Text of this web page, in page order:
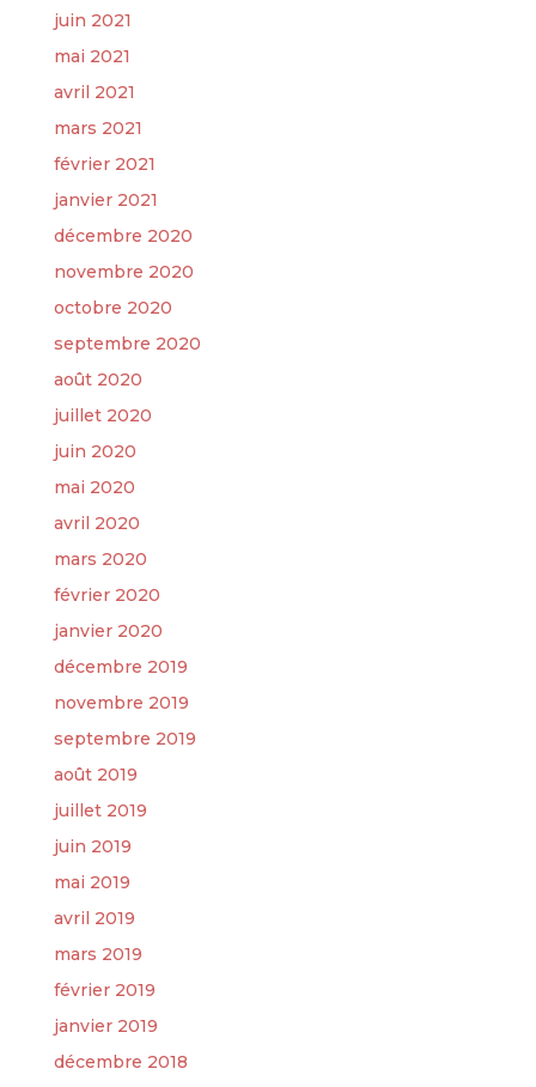
juin 2021
mai 2021
avril 2021
mars 2021
février 2021
janvier 2021
décembre 2020
novembre 2020
octobre 2020
septembre 2020
août 2020
juillet 2020
juin 2020
mai 2020
avril 2020
mars 2020
février 2020
janvier 2020
décembre 2019
novembre 2019
septembre 2019
août 2019
juillet 2019
juin 2019
mai 2019
avril 2019
mars 2019
février 2019
janvier 2019
décembre 2018